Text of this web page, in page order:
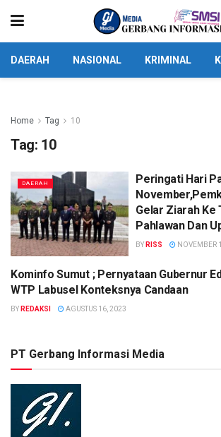
DAERAH NASIONAL KRIMINAL
Home Tag 10
Tag: 10
DAERAH
Peringati Hari
Gelar Ziarah Ke
Pahlawan Dan
BY RISS NOVEMBER
HUKUM
Kominfo Sumut ; Pernyataan Gubernur
WTP Labusel Konteksnya Candaan
BY REDAKSI AGUSTUS 16, 2023
PT Gerbang Informasi Media